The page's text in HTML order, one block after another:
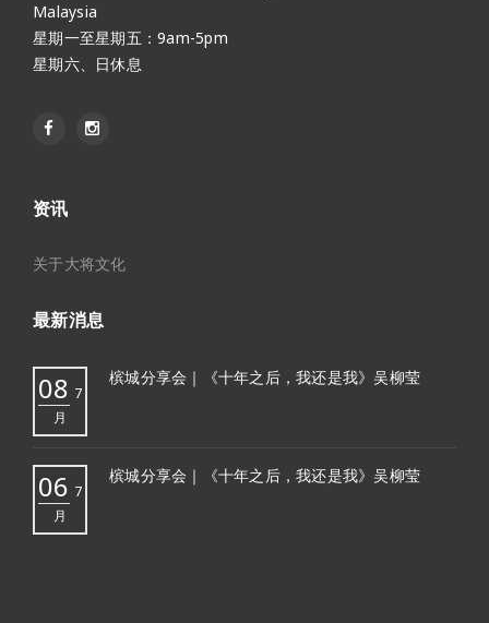
Malaysia
星期一至星期五：9am-5pm
星期六、日休息
资讯
关于大将文化
最新消息
08 7
月
槟城分享会｜《十年之后，我还是我》吴柳莹
06 7
月
槟城分享会｜《十年之后，我还是我》吴柳莹